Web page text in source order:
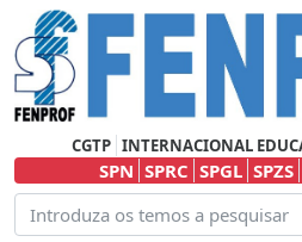
CGTP INTERNACIONAL
SPN SPRC SPGL SPZS